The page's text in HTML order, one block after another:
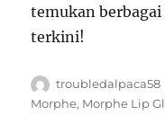
temukan
terkini!
Author
troubledalpaca58
Morphe, Morphe Lip